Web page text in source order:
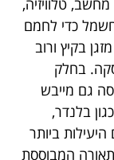
חשמל כדי לחמם
בקיץ ורוב
בחלק
גם מייבש
בלנדר,
ביותר
המבוססת